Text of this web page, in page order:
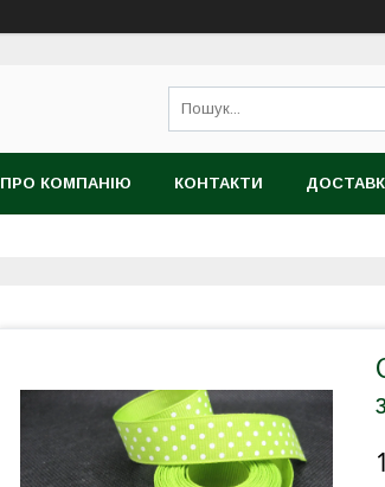
ПРО КОМПАНІЮ КОНТАКТИ